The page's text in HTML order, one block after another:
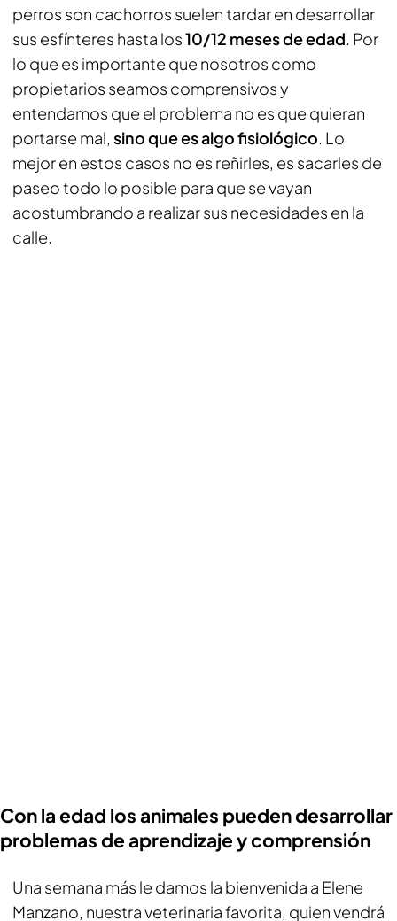
perros son cachorros suelen tardar en desarrollar
sus esfínteres hasta los10/12 meses de edad. Por
lo que es importante que nosotros como
propietarios seamos comprensivos y
entendamos que el problema no es que quieran
portarse mal, sino que es algo fisiológico. Lo
mejor en estos casos no es reñirles, es sacarles de
paseo todo lo posible para que se vayan
acostumbrando a realizar sus necesidades en la
calle.
Con la edad los animales pueden desarrollar
problemas de aprendizaje y comprensión
Una semana más le damos la bienvenida a Elene
Manzano, nuestra veterinaria favorita, quien vendrá